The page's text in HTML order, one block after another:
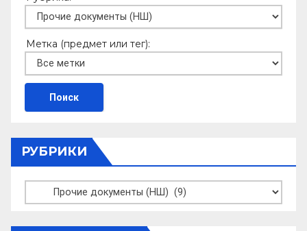
Метка (предмет или тег):
РУБРИКИ
Рубрики